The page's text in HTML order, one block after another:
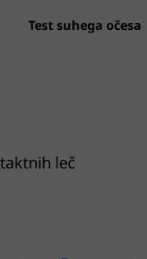
Test suhega očesa
leč